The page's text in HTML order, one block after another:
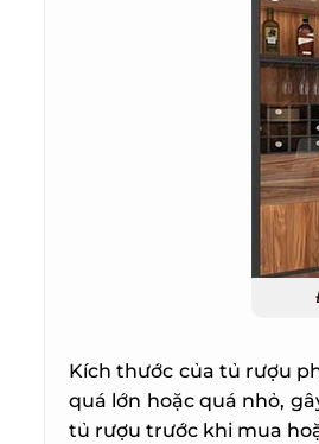
Kích thước của tủ rượu
quá lớn hoặc quá nhỏ,
tủ rượu trước khi mua